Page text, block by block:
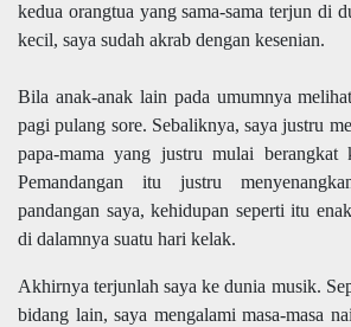
kedua orangtua yang sama-sama terjun di
kecil, saya sudah akrab dengan kesenian.
Bila anak-anak lain pada umumnya
pagi pulang sore. Sebaliknya, saya justru
papa-mama yang justru mulai berangkat
Pemandangan itu justru
pandangan saya, kehidupan seperti itu
di dalamnya suatu hari kelak.
Akhirnya terjunlah saya ke dunia musik.
bidang lain, saya mengalami masa-masa